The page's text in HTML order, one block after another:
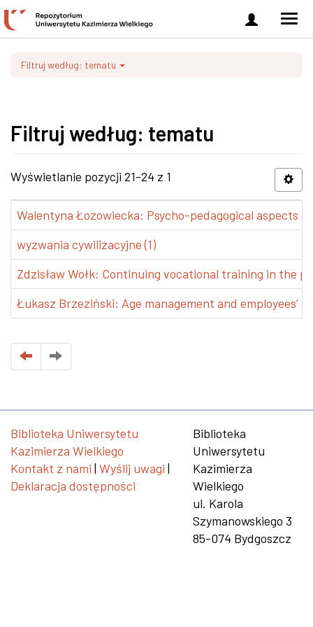
Zaloguj
się
Filtruj według: tematu
Filtruj według: tematu
Wyświetlanie pozycji 21-24 z 1
Walentyna Łozowiecka: Psycho-pedagogical aspects
wyzwania cywilizacyjne (1)
Zdzisław Wołk: Continuing vocational training in the
Łukasz Brzeziński: Age management and employees’
Biblioteka Uniwersytetu
Kazimierza Wielkiego
Kontakt z nami | Wyślij uwagi |
Deklaracja dostępności
Biblioteka
Uniwersytetu
Kazimierza
Wielkiego
ul. Karola
Szymanowskiego 3
85-074 Bydgoszcz